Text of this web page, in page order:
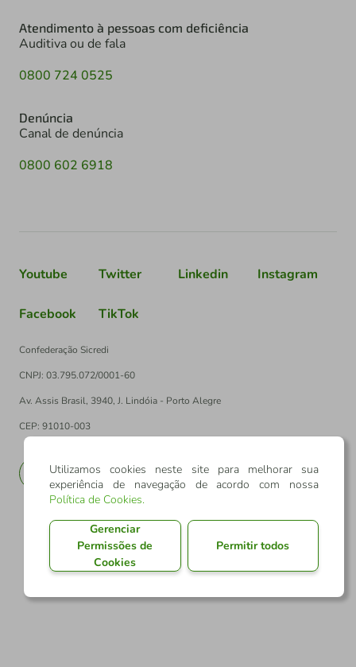
Atendimento à pessoas com deficiência
Auditiva ou de fala
0800 724 0525
Denúncia
Canal de denúncia
0800 602 6918
Youtube Twitter Linkedin Instagram
Facebook TikTok
Confederação Sicredi
CNPJ: 03.795.072/0001-60
Av. Assis Brasil, 3940, J. Lindóia - Porto Alegre
CEP: 91010-003
EN
Utilizamos cookies neste site para melhorar sua
experiência de navegação de acordo com nossa
Política de Cookies.
Gerenciar
Permissões de
Cookies
Permitir todos